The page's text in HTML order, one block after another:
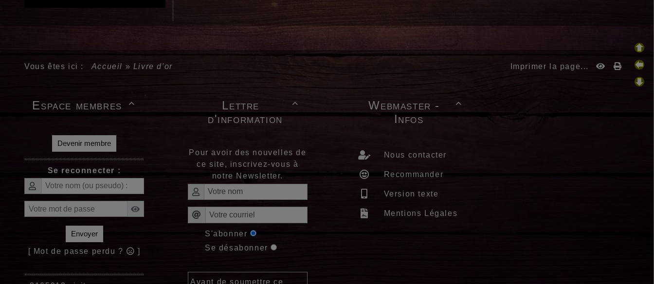
Vous êtes ici : Accueil » Livre d'or Imprimer la page...

Espace membres
Devenir membre
Se reconnecter :
Envoyer
[ Mot de passe perdu ? ]

Lettre
d'information
Pour avoir des nouvelles de
ce site, inscrivez-vous à
notre Newsletter.
S'abonner
Se désabonner
Avant de soumettre ce

Webmaster -
Infos
Nous contacter
Recommander
Version texte
Mentions Légales